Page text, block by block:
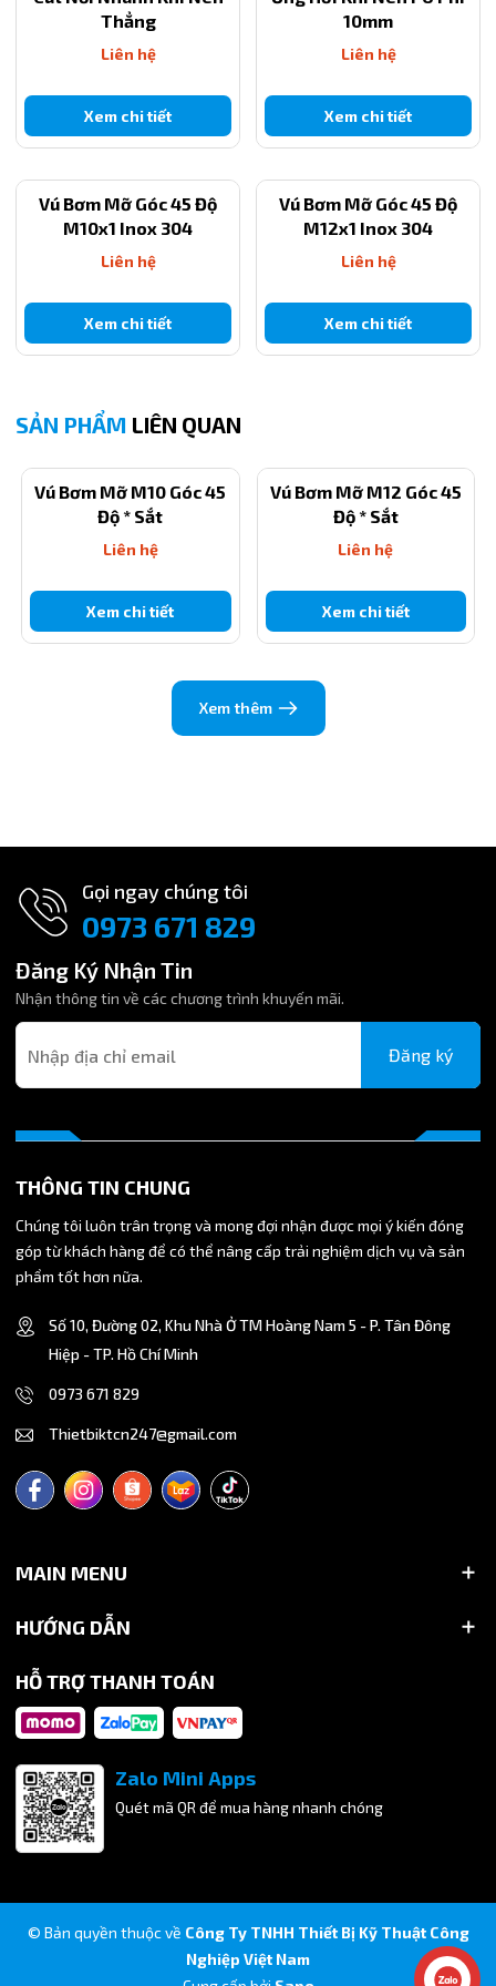
Thẳng
Liên hệ
Xem chi tiết
10mm
Liên hệ
Xem chi tiết
Vú Bơm Mỡ Góc 45 Độ
M10x1 Inox 304
Liên hệ
Xem chi tiết
Vú Bơm Mỡ Góc 45 Độ
M12x1 Inox 304
Liên hệ
Xem chi tiết
SẢN PHẨM LIÊN QUAN
Vú Bơm Mỡ M10 Góc 45
Độ * Sắt
Liên hệ
Xem chi tiết
Vú Bơm Mỡ M12 Góc 45
Độ * Sắt
Liên hệ
Xem chi tiết
Xem thêm
Gọi ngay chúng tôi
0973 671 829
Đăng Ký Nhận Tin
Nhận thông tin về các chương trình khuyến mãi.
Đăng ký
THÔNG TIN CHUNG
Chúng tôi luôn trân trọng và mong đợi nhận được mọi ý kiến đóng
góp từ khách hàng để có thể nâng cấp trải nghiệm dịch vụ và sản
phẩm tốt hơn nữa.
Số 10, Đường 02, Khu Nhà Ở TM Hoàng Nam 5 - P. Tân Đông
Hiệp - TP. Hồ Chí Minh
0973 671 829
Thietbiktcn247@gmail.com
MAIN MENU
HƯỚNG DẪN
HỖ TRỢ THANH TOÁN
Zalo Mini Apps
Quét mã QR để mua hàng nhanh chóng
© Bản quyền thuộc về Công Ty TNHH Thiết Bị Kỹ Thuật Công
Nghiệp Việt Nam